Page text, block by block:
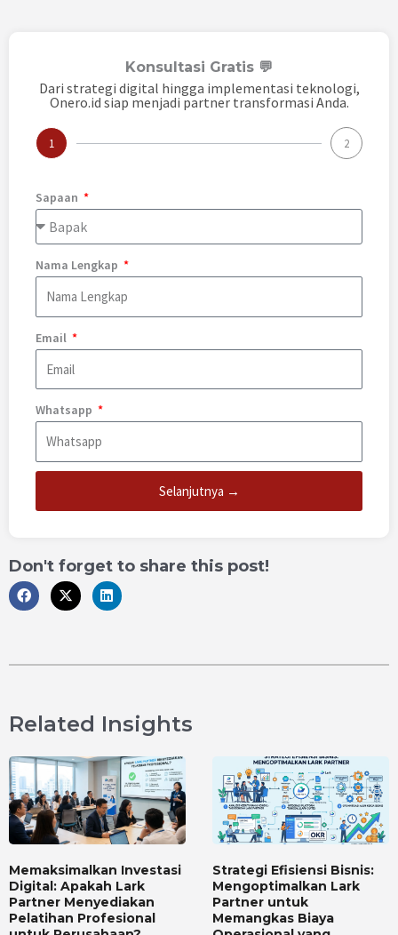
Konsultasi Gratis 💬
Dari strategi digital hingga implementasi teknologi,
Onero.id siap menjadi partner transformasi Anda.
1 2
Sapaan
Nama Lengkap
Email
Whatsapp
Selanjutnya →
Don't forget to share this post!
Related Insights
Memaksimalkan Investasi
Digital: Apakah Lark
Partner Menyediakan
Pelatihan Profesional
Strategi Efisiensi Bisnis:
Mengoptimalkan Lark
Partner untuk
Memangkas Biaya